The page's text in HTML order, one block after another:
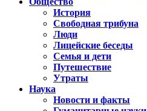
История
Свободная трибуна
Люди
Лицейские беседы
Семья и дети
Путешествие
Утраты
Наука
Новости и факты